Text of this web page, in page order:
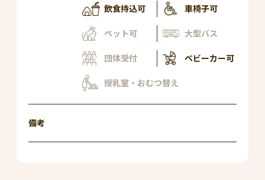
飲食持込可 車椅子可
ペット可 大型バス
団体受付 ベビーカー可
授乳室・おむつ替え
備考